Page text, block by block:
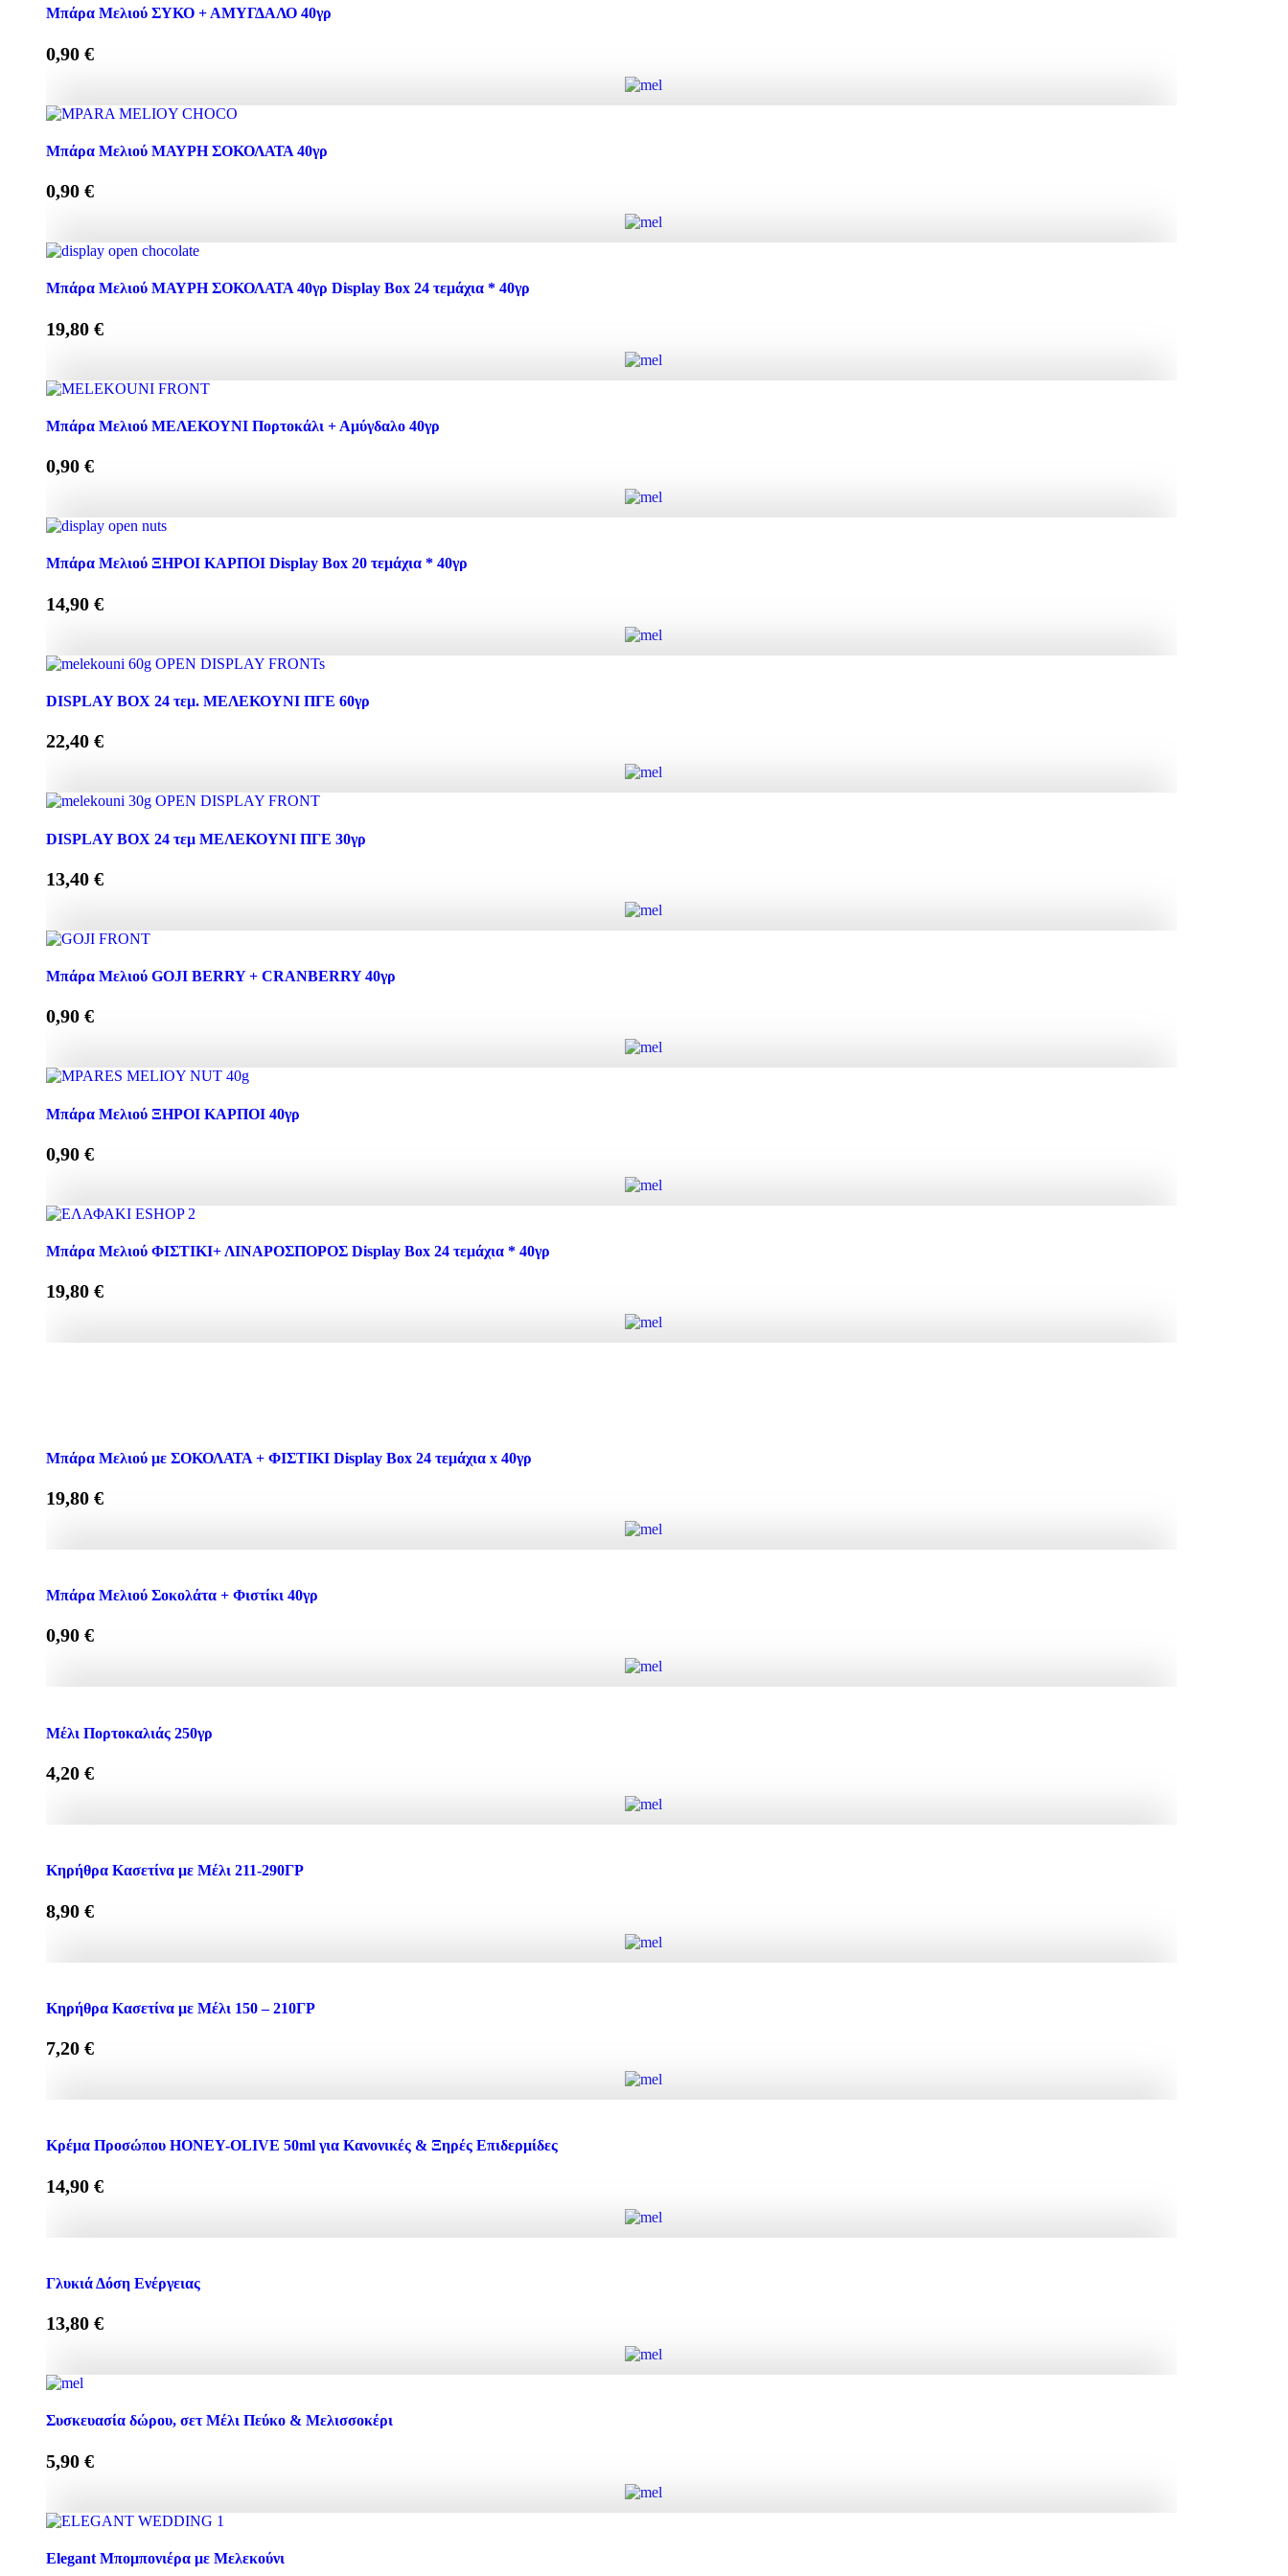
Μπάρα Μελιού ΣΥΚΟ + ΑΜΥΓΔΑΛΟ 40γρ
0,90 €
Μπάρα Μελιού ΜΑΥΡΗ ΣΟΚΟΛΑΤΑ 40γρ
0,90 €
Μπάρα Μελιού ΜΑΥΡΗ ΣΟΚΟΛΑΤΑ 40γρ quantity
Μπάρα Μελιού ΜΑΥΡΗ ΣΟΚΟΛΑΤΑ 40γρ Display Box 24 τεμάχια * 40γρ
19,80 €
Μπάρα Μελιού ΜΕΛΕΚΟΥΝΙ Πορτοκάλι + Αμύγδαλο 40γρ
0,90 €
Μπάρα Μελιού ΜΕΛΕΚΟΥΝΙ Πορτοκάλι + Αμύγδαλο 40γρ quantity
Μπάρα Μελιού ΞΗΡΟΙ ΚΑΡΠΟΙ Display Box 20 τεμάχια * 40γρ
14,90 €
DISPLAY BOX 24 τεμ. ΜΕΛΕΚΟΥΝΙ ΠΓΕ 60γρ
22,40 €
DISPLAY BOX 24 τεμ ΜΕΛΕΚΟΥΝΙ ΠΓΕ 30γρ
13,40 €
Mπάρα Μελιού GOJI BERRY + CRANBERRY 40γρ
0,90 €
Μπάρα Μελιού ΞΗΡΟΙ ΚΑΡΠΟΙ 40γρ
0,90 €
Μπάρα Μελιού ΦΙΣΤΙΚΙ+ ΛΙΝΑΡΟΣΠΟΡΟΣ Display Box 24 τεμάχια * 40γρ
19,80 €
Mπάρα Μελιού με ΣΟΚΟΛΑΤΑ + ΦΙΣΤΙΚΙ Display Box 24 τεμάχια x 40γρ
19,80 €
Mπάρα Μελιού με ΣΟΚΟΛΑΤΑ + ΦΙΣΤΙΚΙ Display Box 24 τεμάχια x 40γρ quantity
Μπάρα Μελιού Σοκολάτα + Φιστίκι 40γρ
0,90 €
Μέλι Πορτοκαλιάς 250γρ
4,20 €
Μέλι Πορτοκαλιάς 250γρ quantity
Κηρήθρα Κασετίνα με Μέλι 211-290ΓΡ
8,90 €
Κηρήθρα Κασετίνα με Μέλι 150 – 210ΓΡ
7,20 €
Κηρήθρα Κασετίνα με Μέλι 150 - 210ΓΡ quantity
Κρέμα Προσώπου HONEY-OLIVE 50ml για Κανονικές & Ξηρές Επιδερμίδες
14,90 €
Γλυκιά Δόση Ενέργειας
13,80 €
Γλυκιά Δόση Ενέργειας quantity
Συσκευασία δώρου, σετ Μέλι Πεύκο & Μελισσοκέρι
5,90 €
Elegant Μπομπονιέρα με Μελεκούνι